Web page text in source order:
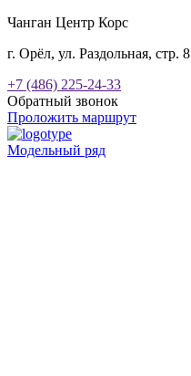
Чанган Центр Корс
г. Орёл, ул. Раздольная, стр. 8
+7 (486) 225-24-33
Обратный звонок
Проложить маршрут
Модельный ряд